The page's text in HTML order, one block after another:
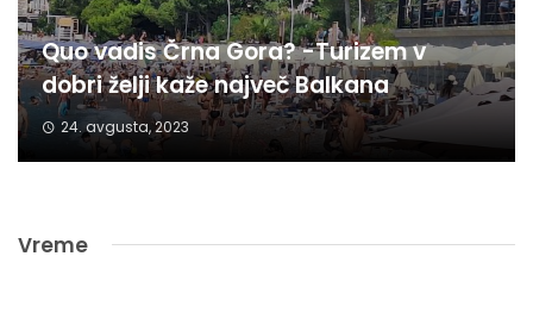
Quo vadis Črna Gora? -Turizem v
dobri želji kaže največ Balkana
24. avgusta, 2023
Vreme